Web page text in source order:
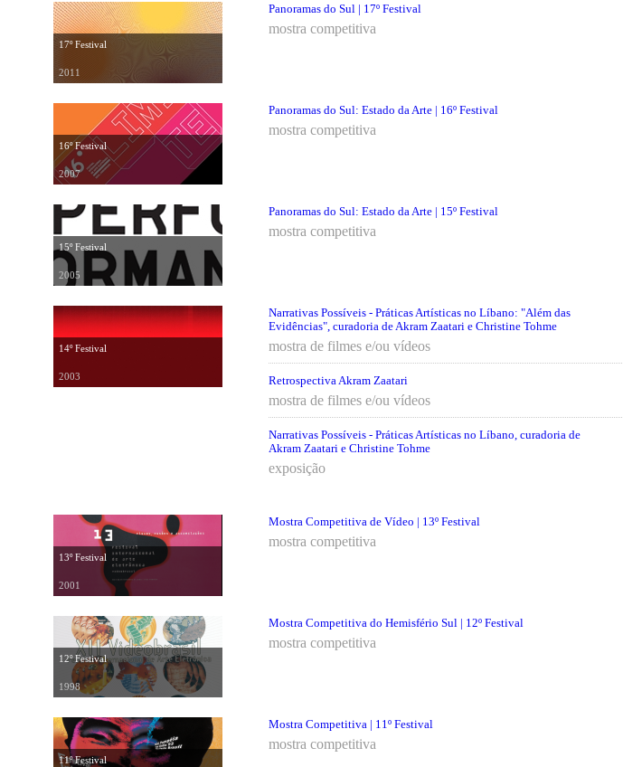
17º Festival
2011
Panoramas do Sul | 17º Festival
mostra competitiva
16º Festival
2007
Panoramas do Sul: Estado da Arte | 16º Festival
mostra competitiva
15º Festival
2005
Panoramas do Sul: Estado da Arte | 15º Festival
mostra competitiva
14º Festival
2003
Narrativas Possíveis - Práticas Artísticas no Líbano: "Além das
Evidências", curadoria de Akram Zaatari e Christine Tohme
mostra de filmes e/ou vídeos
Retrospectiva Akram Zaatari
mostra de filmes e/ou vídeos
Narrativas Possíveis - Práticas Artísticas no Líbano, curadoria de
Akram Zaatari e Christine Tohme
exposição
13º Festival
2001
Mostra Competitiva de Vídeo | 13º Festival
mostra competitiva
12º Festival
1998
Mostra Competitiva do Hemisfério Sul | 12º Festival
mostra competitiva
11º Festival
Mostra Competitiva | 11º Festival
mostra competitiva